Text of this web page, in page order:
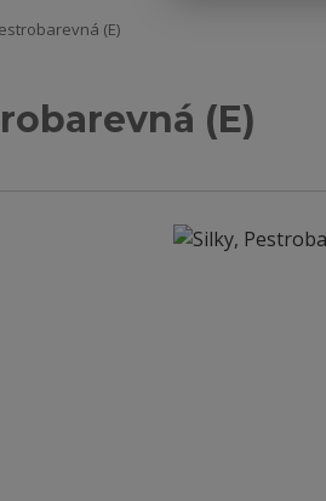
(E)
(E)